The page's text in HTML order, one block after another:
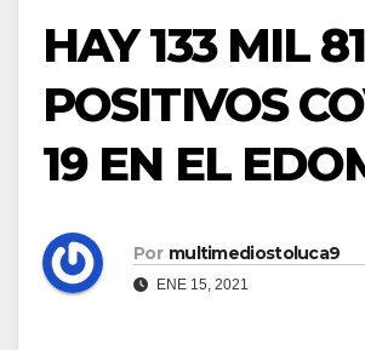
HAY 133 MIL
POSITIVOS
19 EN EL
Por multimediostoluca9
ENE 15, 2021